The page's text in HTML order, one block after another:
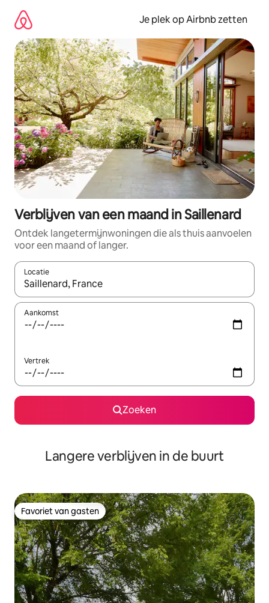
direct
naar
inhoud
Je plek op Airbnb zetten
Verblijven van een maand in Saillenard
Ontdek langetermijnwoningen die als thuis aanvoelen
voor een maand of langer.
Locatie
Wanneer er resultaten beschikbaar zijn, maak je een keuze
Aankomst
Vertrek
Zoeken
Langere verblijven in de buurt
Favoriet van gasten
Favoriet van gasten